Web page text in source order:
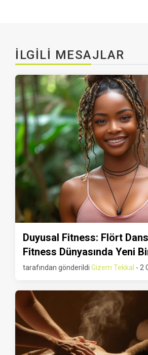
İLGILI MESAJLAR
Duyusal Fitness: Flört
Fitness Dünyasında Yeni
tarafından gönderildi Gizem Tekkal - 2